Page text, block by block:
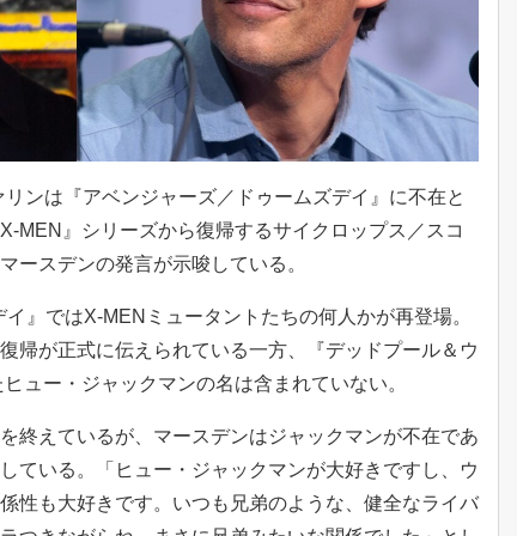
ンは『アベンジャーズ／ドゥームズデイ』に不在と
MEN』シリーズから復帰するサイクロップス／スコ
ースデンの発言が示唆している。
』ではX-MENミュータントたちの何人かが再登場。
帰が正式に伝えられている一方、『デッドプール＆ウ
ュー・ジャックマンの名は含まれていない。
終えているが、マースデンはジャックマンが不在であ
ている。「ヒュー・ジャックマンが大好きですし、ウ
性も大好きです。いつも兄弟のような、健全なライバ